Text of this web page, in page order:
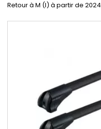
Retour à M (I) à partir de 2024